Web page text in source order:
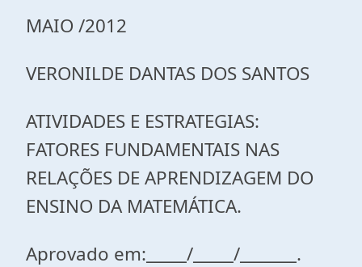
MAIO /2012
VERONILDE DANTAS DOS SANTOS
ATIVIDADES E ESTRATEGIAS:
FATORES FUNDAMENTAIS NAS
RELAÇÕES DE APRENDIZAGEM DO
ENSINO DA MATEMÁTICA.
Aprovado em:_____/_____/_______.